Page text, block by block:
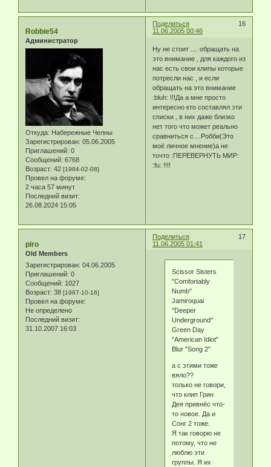
Поделиться
16
11.06.2005 00:46
Robbie54
Администратор
Откуда: Набережные Челны
Зарегистрирован: 05.06.2005
Приглашений: 0
Сообщений: 6768
Возраст: 42 [1984-02-08]
Провел на форуме:
2 часа 57 минут
Последний визит:
26.08.2024 15:05
Ну не стоит .... обращать на
это внимание , для каждого из
нас есть свои клипы которые
потресли нас , и если
обращать на это внимание
:bluh: !!!Да а мне просто
интересно кто составлял эти
списки , в них даже близко
нет того что может реально
сравниться с....Робби(Это
моё личное мнение)а не
точто :ПЕРЕВЕРНУТЬ МИР:
:fu: !!!!
Поделиться
17
11.06.2005 01:41
piro
Old Members
Зарегистрирован: 04.06.2005
Приглашений: 0
Сообщений: 1027
Возраст: 38 [1987-10-16]
Провел на форуме:
Не определено
Последний визит:
31.10.2007 16:03
Scissor Sisters
"Comfortably
Numb"
Jamiroquai
"Deeper
Underground"
Green Day
"American Idiot"
Blur "Song 2"
а с этими тоже
вяло??
только не говори,
что клип Грин
Дея привнёс что-
то новое. Да и
Сонг 2 тоже.
Я так говорю не
потому, что не
люблю эти
группы. Я их